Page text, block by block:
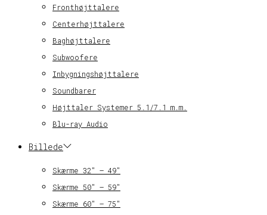
Fronthøjttalere
Centerhøjttalere
Baghøjttalere
Subwoofere
Inbygningshøjttalere
Soundbarer
Højttaler Systemer 5.1/7.1 m.m.
Blu-ray Audio
Billede
Skærme 32″ – 49″
Skærme 50″ – 59″
Skærme 60″ – 75″